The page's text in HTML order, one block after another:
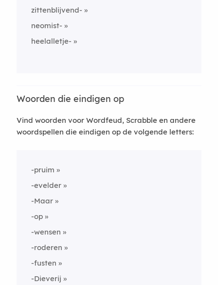
zittenblijvend-
neomist-
heelalletje-
Woorden die eindigen op
Vind woorden voor Wordfeud, Scrabble en andere
woordspellen die eindigen op de volgende letters:
-pruim
-evelder
-Maar
-op
-wensen
-roderen
-fusten
-Dieverij